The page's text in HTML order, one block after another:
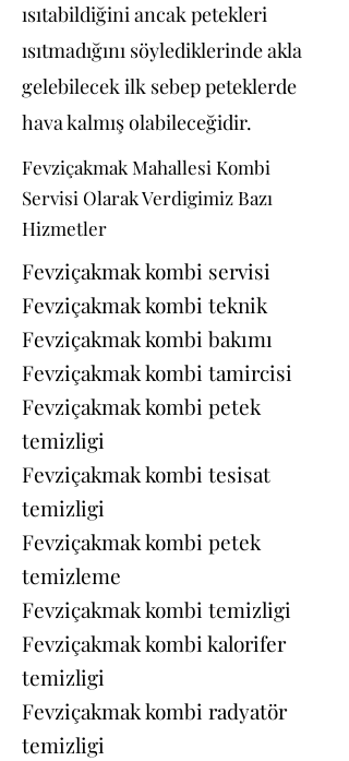
ısıtabildiğini ancak petekleri
ısıtmadığını söylediklerinde akla
gelebilecek ilk sebep peteklerde
hava kalmış olabileceğidir.
Fevziçakmak Mahallesi Kombi
Servisi Olarak Verdigimiz Bazı
Hizmetler
Fevziçakmak kombi servisi
Fevziçakmak kombi teknik
Fevziçakmak kombi bakımı
Fevziçakmak kombi tamircisi
Fevziçakmak kombi petek
temizligi
Fevziçakmak kombi tesisat
temizligi
Fevziçakmak kombi petek
temizleme
Fevziçakmak kombi temizligi
Fevziçakmak kombi kalorifer
temizligi
Fevziçakmak kombi radyatör
temizligi